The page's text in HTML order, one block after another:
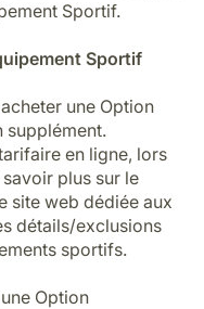
Sportif.
Sportif
acheter une Option
supplément.
en ligne, lors
plus sur le
site web dédiée aux
détails/exclusions
sportifs.
Option